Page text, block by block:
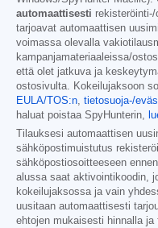
automaattisesti
tarjoavat automaattisen
voimassa olevalla
kampanjamateriaaleissa/
että olet jatkuva ja
ostosivulta. Kokeilujaksoon
EULA/TOS:n, tietosuoja-/
haluat poistaa SpyHunterin,
Tilauksesi automaattisen
sähköpostimuistutus
sähköpostiosoitteeseen
alussa saat aktivointikoodin,
kokeilujaksossa ja vain
uusitaan automaattisesti
ehtojen mukaisesti hinnalla